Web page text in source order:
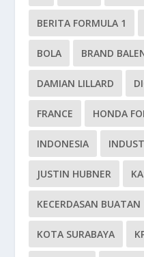
BERITA FORMULA 1
BOLA BRAND
DAMIAN LILLARD
FRANCE HONDA
INDONESIA
JUSTIN HUBNER
KECERDASAN BUATAN
KOTA SURABAYA